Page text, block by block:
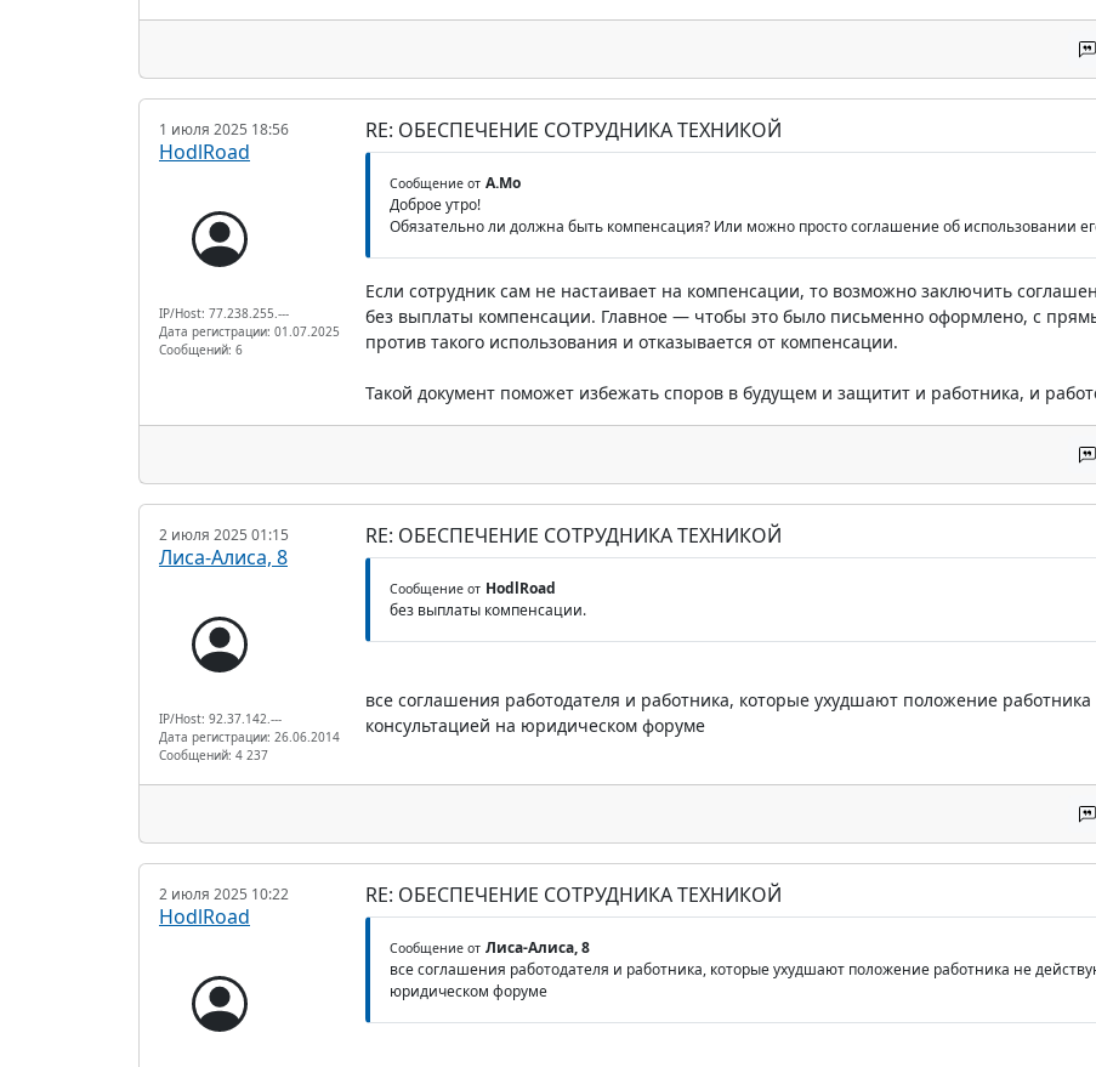
1 июля 2025 18:56
HodlRoad
IP/Host: 77.238.255.---
Дата регистрации: 01.07.2025
Сообщений: 6
RE: ОБЕСПЕЧЕНИЕ СОТРУДНИКА ТЕХНИКОЙ
Сообщение от А.Мо
Доброе утро!
Обязательно ли должна быть компенсация? Или можно просто соглашение об использовании
Если сотрудник сам не настаивает на компенсации, то возможно заключить
без выплаты компенсации. Главное — чтобы это было письменно оформлено, с
против такого использования и отказывается от компенсации.
Такой документ поможет избежать споров в будущем и защитит и работника, и
2 июля 2025 01:15
Лиса-Алиса, 8
IP/Host: 92.37.142.---
Дата регистрации: 26.06.2014
Сообщений: 4 237
RE: ОБЕСПЕЧЕНИЕ СОТРУДНИКА ТЕХНИКОЙ
Сообщение от HodlRoad
без выплаты компенсации.
все соглашения работодателя и работника, которые ухудшают положение
консультацией на юридическом форуме
2 июля 2025 10:22
HodlRoad
RE: ОБЕСПЕЧЕНИЕ СОТРУДНИКА ТЕХНИКОЙ
Сообщение от Лиса-Алиса, 8
все соглашения работодателя и работника, которые ухудшают положение работника не
юридическом форуме